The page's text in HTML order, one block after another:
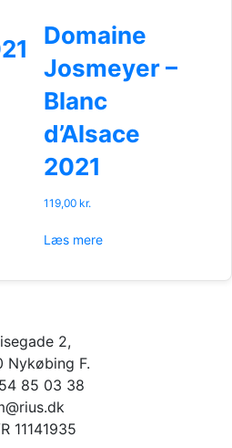
Domaine
Josmeyer –
Blanc
d’Alsace
2021
119,00 kr.
Læs mere
2,
Nykøbing F.
85 03 38
11141935